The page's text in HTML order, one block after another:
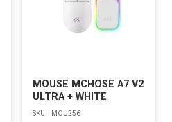
MOUSE MCHOSE A7 V2
ULTRA + WHITE
SKU: MOU256